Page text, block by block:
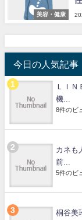
美容・健康
今日の人気記事
ＬＩＮ
機...
8件のビ
カネも
前...
5件のビ
桐谷美